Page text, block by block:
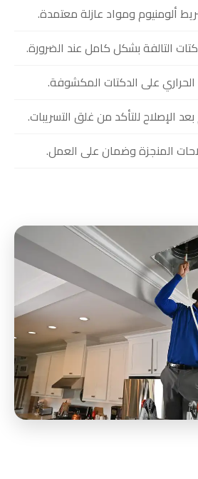
ألومنيوم ومواد عازلة معتمدة.
التالفة بشكل كامل عند الضرورة.
الحراري على الدكتات المكشوفة.
الإصلاح للتأكد من غلق التسريبات.
المنجزة وضمان على العمل.